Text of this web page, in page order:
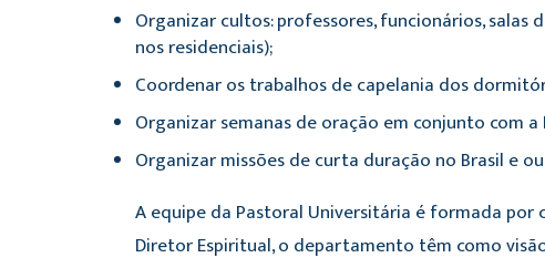
Organizar cultos: professores, funcionários, salas
nos residenciais);
Coordenar os trabalhos de capelania dos
Organizar semanas de oração em conjunto com
Organizar missões de curta duração no Brasil e
A equipe da Pastoral Universitária é formada por
Diretor Espiritual, o departamento têm como